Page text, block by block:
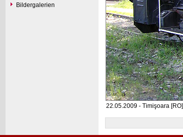
Bildergalerien
22.05.2009 - Timişoara [RO]